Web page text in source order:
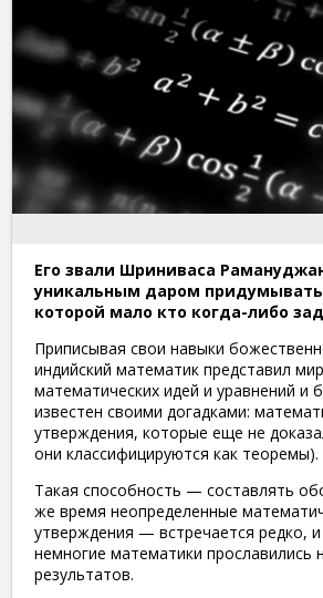
Его звали Шриниваса
уникальным даром
которой мало кто когда-либо
Приписывая свои навыки
индийский математик представил
математических идей и уравнений и
известен своими догадками:
утверждения, которые еще не
они классифицируются как теоремы).
Такая способность — составлять
же время неопределенные
утверждения — встречается редко,
немногие математики прославились
результатов.